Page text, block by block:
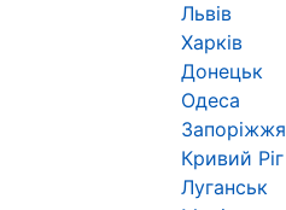
Львів
Харків
Донецьк
Одеса
Запоріжжя
Кривий Ріг
Луганськ